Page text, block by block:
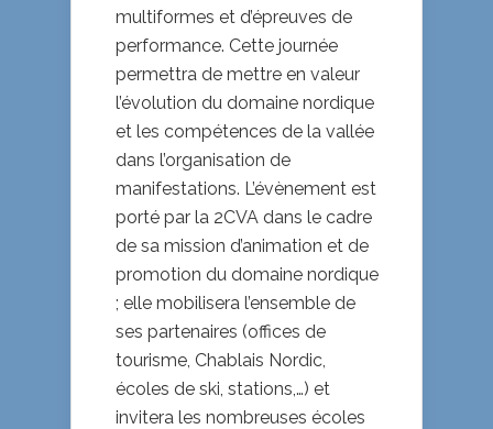
multiformes et d’épreuves de
performance. Cette journée
permettra de mettre en valeur
l’évolution du domaine nordique
et les compétences de la vallée
dans l’organisation de
manifestations. L’évènement est
porté par la 2CVA dans le cadre
de sa mission d’animation et de
promotion du domaine nordique
; elle mobilisera l’ensemble de
ses partenaires (offices de
tourisme, Chablais Nordic,
écoles de ski, stations,…) et
invitera les nombreuses écoles